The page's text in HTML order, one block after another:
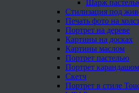
Шарж
Стилизация под
Печать фото на
Портрет на дереве
Картины на досках
Картины маслом
Портрет пастелью
Портрет
Скетч
Портрет в стиле